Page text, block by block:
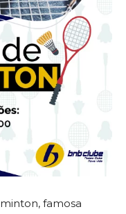
famosa